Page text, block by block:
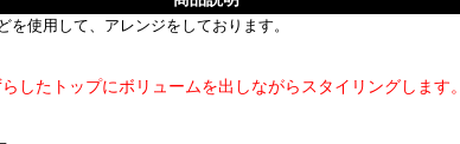
使用して、アレンジをしております。
したトップにボリュームを出しながらスタイリングします。